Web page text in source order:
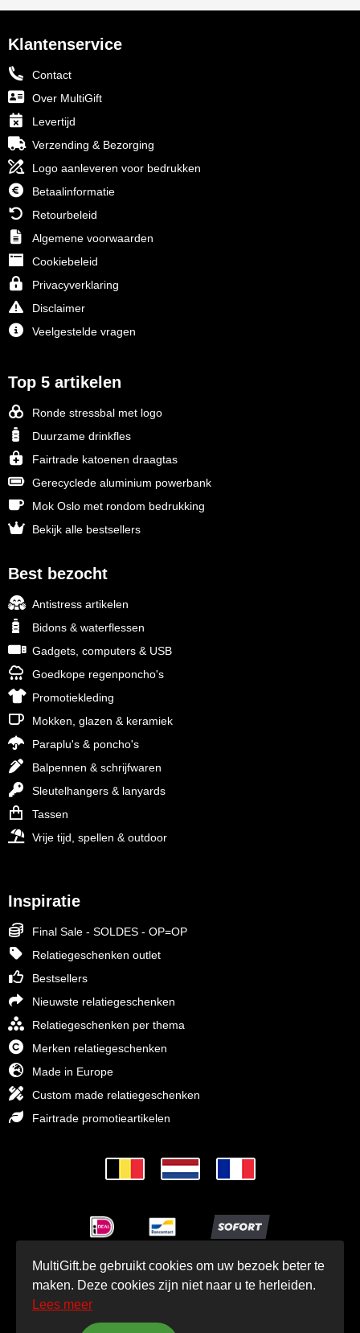
Klantenservice
Contact
Over MultiGift
Levertijd
Verzending & Bezorging
Logo aanleveren voor bedrukken
Betaalinformatie
Retourbeleid
Algemene voorwaarden
Cookiebeleid
Privacyverklaring
Disclaimer
Veelgestelde vragen
Top 5 artikelen
Ronde stressbal met logo
Duurzame drinkfles
Fairtrade katoenen draagtas
Gerecyclede aluminium powerbank
Mok Oslo met rondom bedrukking
Bekijk alle bestsellers
Best bezocht
Antistress artikelen
Bidons & waterflessen
Gadgets, computers & USB
Goedkope regenponcho's
Promotiekleding
Mokken, glazen & keramiek
Paraplu's & poncho's
Balpennen & schrijfwaren
Sleutelhangers & lanyards
Tassen
Vrije tijd, spellen & outdoor
Inspiratie
Final Sale - SOLDES - OP=OP
Relatiegeschenken outlet
Bestsellers
Nieuwste relatiegeschenken
Relatiegeschenken per thema
Merken relatiegeschenken
Made in Europe
Custom made relatiegeschenken
Fairtrade promotieartikelen
© MultiGift Relatiegeschenken 1993 - 2026
MultiGift.be gebruikt cookies om uw bezoek beter te
maken. Deze cookies zijn niet naar u te herleiden.
Lees meer